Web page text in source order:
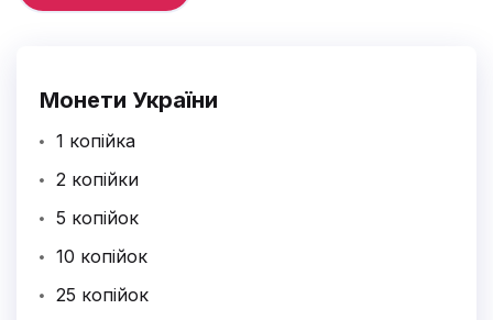
Монети України
1 копійка
2 копійки
5 копійок
10 копійок
25 копійок